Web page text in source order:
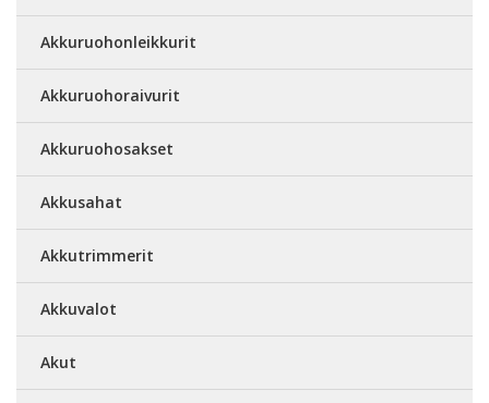
Akkuruohonleikkurit
Akkuruohoraivurit
Akkuruohosakset
Akkusahat
Akkutrimmerit
Akkuvalot
Akut